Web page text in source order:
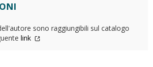
sono raggiungibili sul catalogo
link